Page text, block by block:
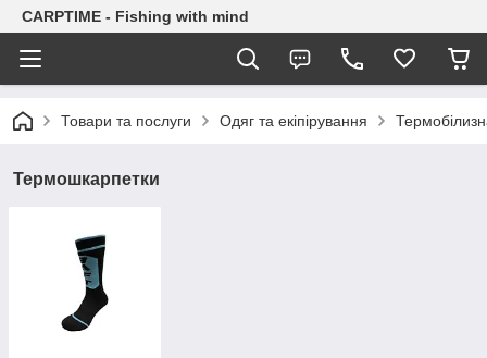
CARPTIME - Fishing with mind
Товари та послуги Одяг та екіпірування
Термошкарпетки